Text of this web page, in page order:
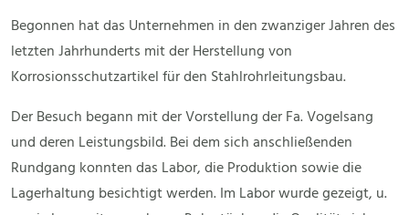
Begonnen hat das Unternehmen in den zwanziger Jahren des
letzten Jahrhunderts mit der Herstellung von
Korrosionsschutzartikel für den Stahlrohrleitungsbau.
Der Besuch begann mit der Vorstellung der Fa. Vogelsang
und deren Leistungsbild. Bei dem sich anschließenden
Rundgang konnten das Labor, die Produktion sowie die
Lagerhaltung besichtigt werden. Im Labor wurde gezeigt, u.